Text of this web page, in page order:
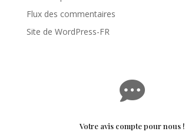
Flux des commentaires
Site de WordPress-FR

Votre avis compte pour nous !